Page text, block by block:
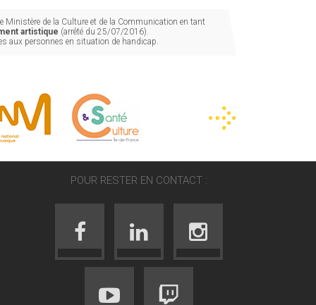
Ministère de la Culture et de la Communication en tant
artistique (arrêté du 25/07/2016).
aux personnes en situation de handicap.
POUR RESTER EN CONTACT :